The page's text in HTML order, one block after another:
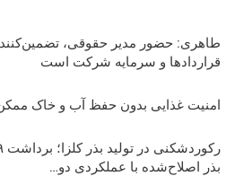
طاهری: حضور مدیر حقوقی،
قراردادها و سرمایه شرکت‌ است
امنیت غذایی بدون حفظ آب و خاک
بذر اصلاح‌شده با عملکردی دو…